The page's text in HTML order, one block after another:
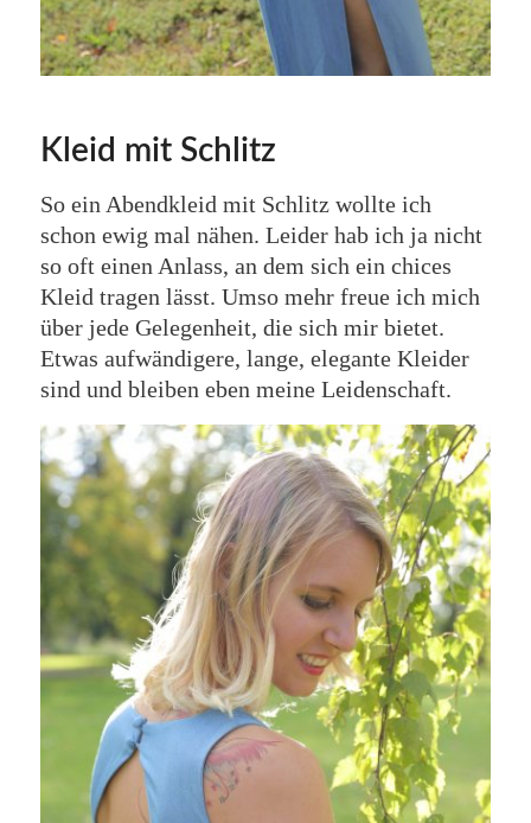
Kleid mit Schlitz
So ein Abendkleid mit Schlitz wollte ich
schon ewig mal nähen. Leider hab ich ja nicht
so oft einen Anlass, an dem sich ein chices
Kleid tragen lässt. Umso mehr freue ich mich
über jede Gelegenheit, die sich mir bietet.
Etwas aufwändigere, lange, elegante Kleider
sind und bleiben eben meine Leidenschaft.